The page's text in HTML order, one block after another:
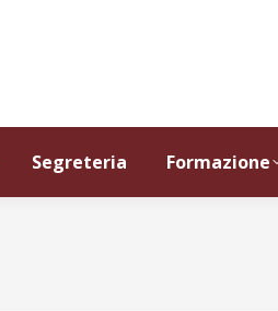
Segreteria Formazione